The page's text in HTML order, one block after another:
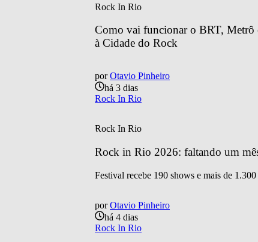
Rock In Rio
Como vai funcionar o BRT, Metrô
à Cidade do Rock
por Otavio Pinheiro
há 3 dias
Rock In Rio
Rock In Rio
Rock in Rio 2026: faltando um
Festival recebe 190 shows e mais de
por Otavio Pinheiro
há 4 dias
Rock In Rio